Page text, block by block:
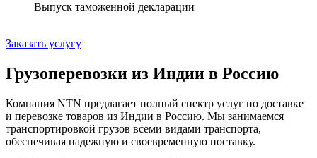
Выпуск таможенной декларации
Заказать услугу
Грузоперевозки из Индии в Россию
Компания NTN предлагает полный спектр услуг по доставке
и перевозке товаров из Индии в Россию. Мы занимаемся
транспортировкой грузов всеми видами транспорта,
обеспечивая надежную и своевременную поставку.